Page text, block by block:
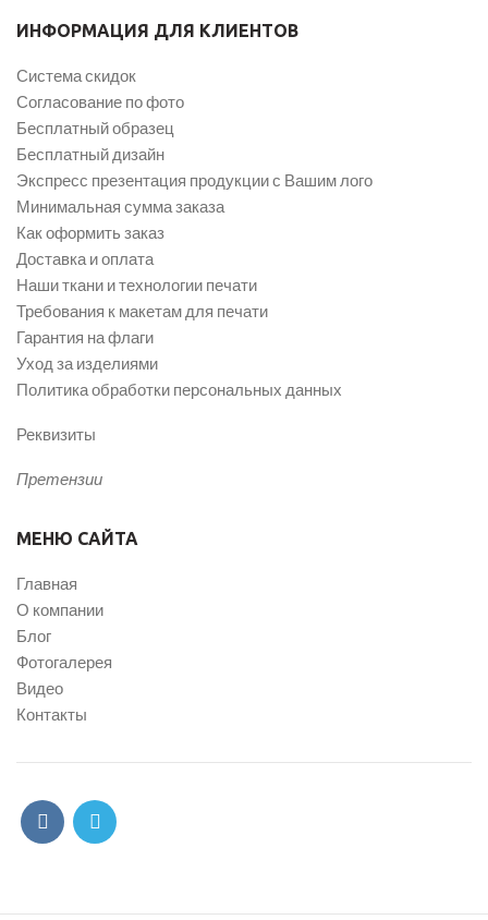
ИНФОРМАЦИЯ ДЛЯ КЛИЕНТОВ
Система скидок
Согласование по фото
Бесплатный образец
Бесплатный дизайн
Экспресс презентация продукции с Вашим лого
Минимальная сумма заказа
Как оформить заказ
Доставка и оплата
Наши ткани и технологии печати
Требования к макетам для печати
Гарантия на флаги
Уход за изделиями
Политика обработки персональных данных
Реквизиты
Претензии
МЕНЮ САЙТА
Главная
О компании
Блог
Фотогалерея
Видео
Контакты